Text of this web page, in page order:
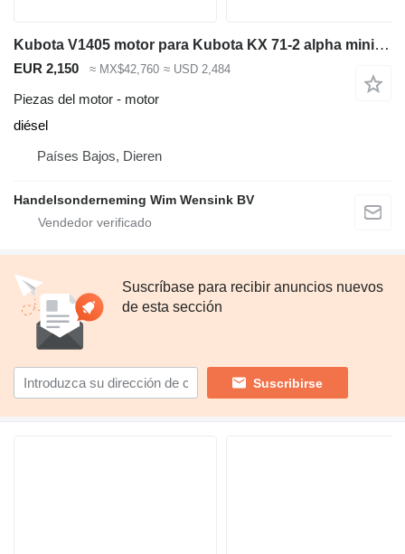
Kubota V1405 motor para Kubota KX 71-2 alpha miniexcavadora
EUR 2,150 ≈ MX$42,760 ≈ USD 2,484
Piezas del motor - motor
diésel
Países Bajos, Dieren
Handelsonderneming Wim Wensink BV
Suscríbase para recibir anuncios nuevos
de esta sección
Suscribirse